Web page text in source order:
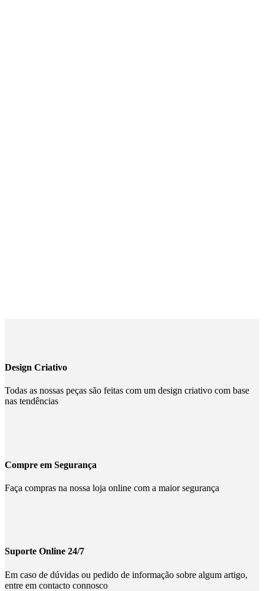
Design Criativo
Todas as nossas peças são feitas com um design criativo com base
nas tendências
Compre em Segurança
Faça compras na nossa loja online com a maior segurança
Suporte Online 24/7
Em caso de dúvidas ou pedido de informação sobre algum artigo,
entre em contacto connosco